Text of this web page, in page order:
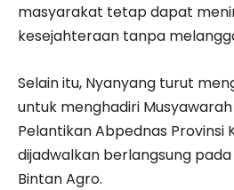
masyarakat tetap dapat
kesejahteraan tanpa
Selain itu, Nyanyang turut
untuk menghadiri
Pelantikan Abpednas Provinsi
dijadwalkan berlangsung pada
Bintan Agro.